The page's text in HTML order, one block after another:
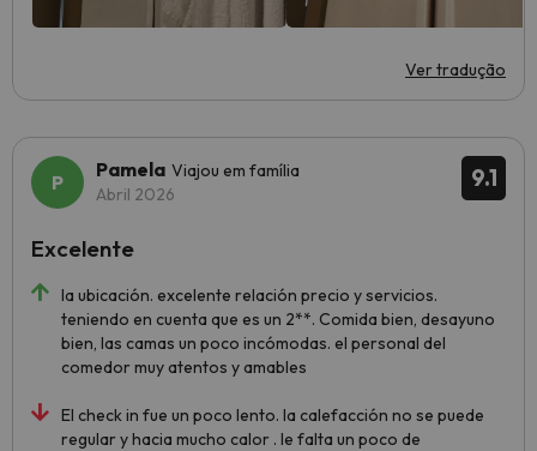
Ver tradução
9.1
Pamela Viajou em família
Abril 2026
la ubicación. excelente relación precio y servicios.
teniendo en cuenta que es un 2**. Comida bien, desayuno
bien, las camas un poco incómodas. el personal del
comedor muy atentos y amables
El check in fue un poco lento. la calefacción no se puede
regular y hacia mucho calor . le falta un poco de
Excelente